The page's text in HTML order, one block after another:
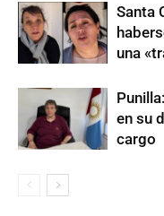
Santa
una
en su
cargo